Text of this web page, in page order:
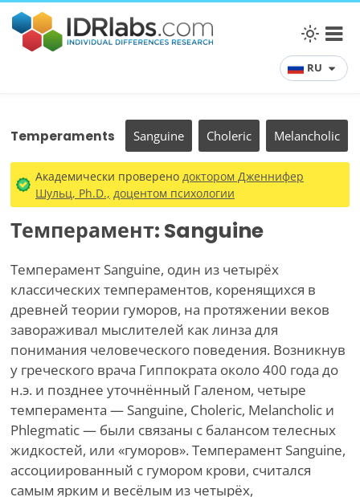
RU
Temperaments Sanguine Choleric Melancholic
Академически проверено доктором Дженнифер
Шульц, Ph.D., доцентом психологии
Темперамент: Sanguine
Темперамент Sanguine, один из четырёх
классических темпераментов, коренящихся в
древней теории гуморов, на протяжении веков
завораживал мыслителей как линза для
понимания человеческого поведения. Возникнув
у греческого врача Гиппократа около 400 года до
н.э. и позднее уточнённый Галеном, четыре
темперамента — Sanguine, Choleric, Melancholic и
Phlegmatic — были связаны с балансом телесных
жидкостей, или «гуморов». Темперамент Sanguine,
ассоциированный с гумором крови, считался
самым ярким и весёлым из четырёх,